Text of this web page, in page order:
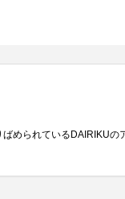
められているDAIRIKUの